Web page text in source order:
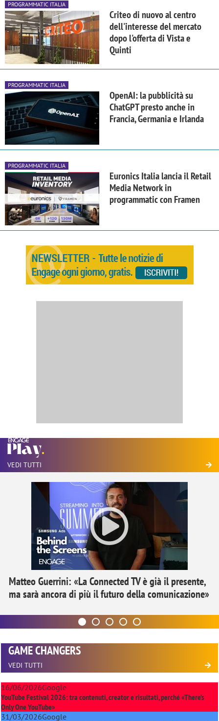
PROGRAMMATIC ITALIA
Criteo di nuovo al centro
dell'interesse del mercato
dopo l'offerta di Vista e
Quinti
PROGRAMMATIC ITALIA
OpenAI: la pubblicità su
ChatGPT presto anche in
Francia, Germania e Irlanda
PROGRAMMATIC ITALIA
Euronics Italia lancia il Retail
Media Network in
programmatic con Framen
VEDI TUTTI
Matteo Guerrini: «La Connected TV è già il presente,
ma sarà ancora di più il futuro della comunicazione»
GAME CHANGERS
VEDI TUTTI
16/06/2026Google
YouTube Festival 2026: tra contenuti, creator e risultati, perché «There’s
Only One YouTube»
31/03/2026Google